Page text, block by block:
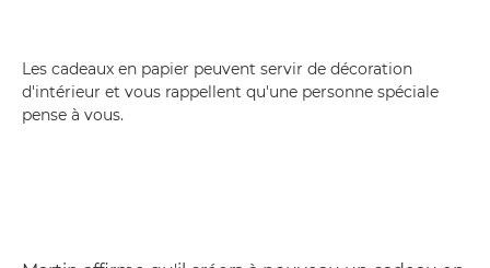
Les cadeaux en papier peuvent servir de décoration
d'intérieur et vous rappellent qu'une personne spéciale
pense à vous.